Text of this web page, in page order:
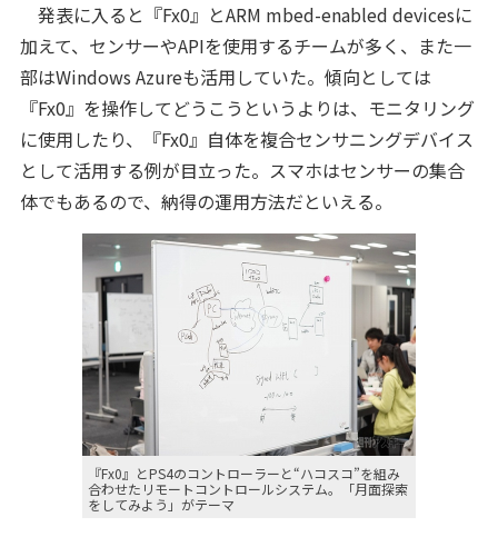
発表に入ると『Fx0』とARM mbed-enabled devicesに
加えて、センサーやAPIを使用するチームが多く、また一
部はWindows Azureも活用していた。傾向としては
『Fx0』を操作してどうこうというよりは、モニタリング
に使用したり、『Fx0』自体を複合センサニングデバイス
として活用する例が目立った。スマホはセンサーの集合
体でもあるので、納得の運用方法だといえる。
『Fx0』とPS4のコントローラーと“ハコスコ”を組み
合わせたリモートコントロールシステム。「月面探索
をしてみよう」がテーマ